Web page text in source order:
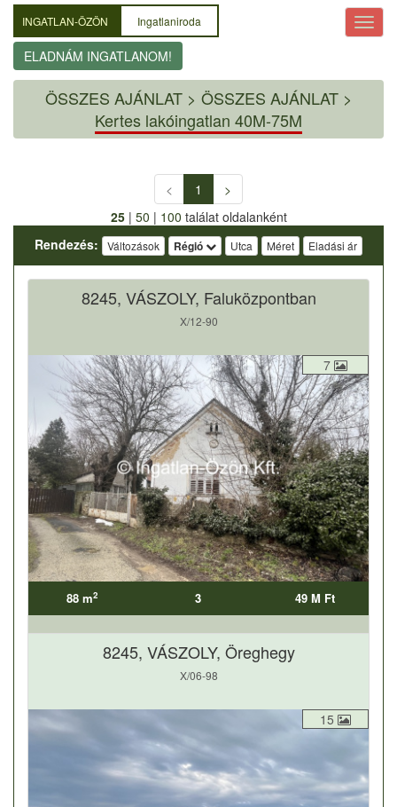
INGATLAN-ÖZÖN Ingatlaniroda
ELADNÁM INGATLANOM!
ÖSSZES AJÁNLAT> ÖSSZES AJÁNLAT >
Kertes lakóingatlan 40M-75M
< 1
>
25| 50 | 100 találat oldalanként
Rendezés:
Változások Régió Utca Méret Eladási ár
8245, VÁSZOLY, Faluközpontban
X/12-90
7
88 m2 3 49 M Ft
8245, VÁSZOLY, Öreghegy
X/06-98
15